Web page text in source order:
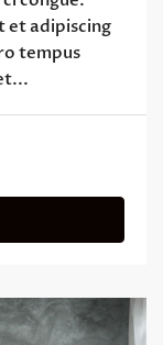
et adipiscing
tempus